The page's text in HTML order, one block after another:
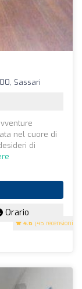
4.6 (45 recensioni)
Sassari
nel cuore di
di
Orario